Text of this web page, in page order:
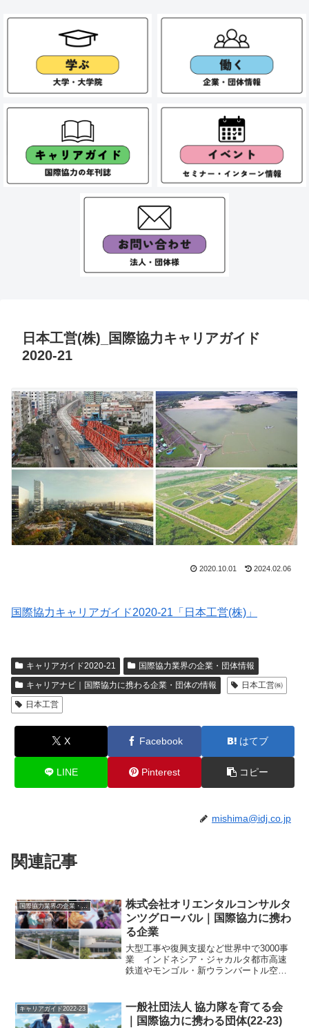
日本工営(株)_国際協力キャリアガイド
2020-21
2020.10.01 2024.02.06
国際協力キャリアガイド2020-21「日本工営(株)」
キャリアガイド2020-21
国際協力業界の企業・団体情報
キャリアナビ｜国際協力に携わる企業・団体の情報
日本工営㈱
日本工営
X Facebook はてブ
LINE Pinterest コピー
mishima@idj.co.jp
関連記事
国際協力業界の企業・団体情報
株式会社オリエンタルコンサルタ
ンツグローバル｜国際協力に携わ
る企業
大型工事や復興支援など世界中で3000事
業 インドネシア・ジャカルタ都市高速
鉄道やモンゴル・新ウランバートル空港
でさまざまな事業に関わってきたのが、
総合開発コンサルタン...
キャリアガイド2022-23
一般社団法人 協力隊を育てる会
｜国際協力に携わる団体(22-23)